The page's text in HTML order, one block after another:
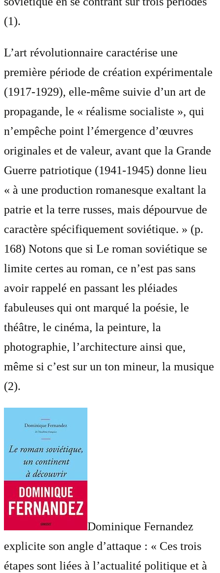
(1).
L’art révolutionnaire caractérise une
première période de création expérimentale
(1917-1929), elle-même suivie d’un art de
propagande, le « réalisme socialiste », qui
n’empêche point l’émergence d’œuvres
originales et de valeur, avant que la Grande
Guerre patriotique (1941-1945) donne lieu
« à une production romanesque exaltant la
patrie et la terre russes, mais dépourvue de
caractère spécifiquement soviétique. » (p.
168) Notons que si Le roman soviétique se
limite certes au roman, ce n’est pas sans
avoir rappelé en passant les pléiades
fabuleuses qui ont marqué la poésie, le
théâtre, le cinéma, la peinture, la
photographie, l’architecture ainsi que,
même si c’est sur un ton mineur, la musique
(2).
Dominique Fernandez
explicite son angle d’attaque : « Ces trois
étapes sont liées à l’actualité politique et à